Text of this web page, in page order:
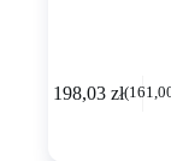
198,03zł(